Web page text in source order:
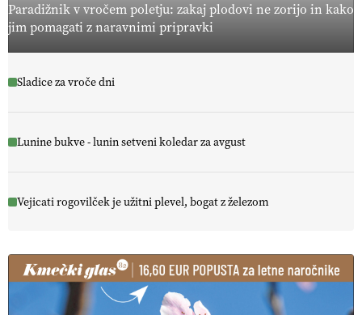
Paradižnik v vročem poletju: zakaj plodovi ne zorijo in kako
jim pomagati z naravnimi pripravki
Sladice za vroče dni
Lunine bukve - lunin setveni koledar za avgust
Vejicati rogovilček je užitni plevel, bogat z železom